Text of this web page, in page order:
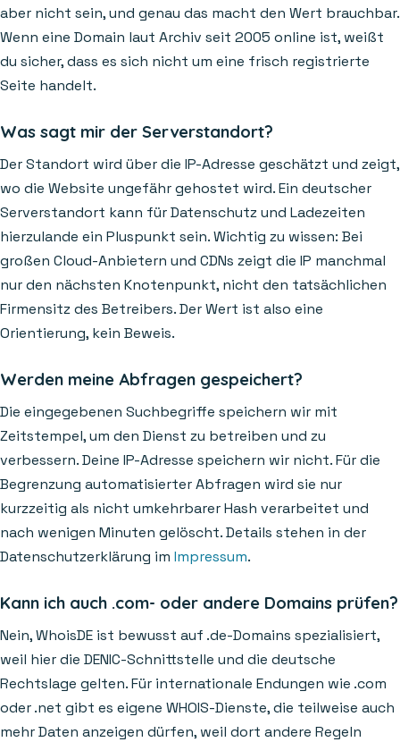
aber nicht sein, und genau das macht den Wert brauchbar.
Wenn eine Domain laut Archiv seit 2005 online ist, weißt
du sicher, dass es sich nicht um eine frisch registrierte
Seite handelt.
Was sagt mir der Serverstandort?
Der Standort wird über die IP-Adresse geschätzt und zeigt,
wo die Website ungefähr gehostet wird. Ein deutscher
Serverstandort kann für Datenschutz und Ladezeiten
hierzulande ein Pluspunkt sein. Wichtig zu wissen: Bei
großen Cloud-Anbietern und CDNs zeigt die IP manchmal
nur den nächsten Knotenpunkt, nicht den tatsächlichen
Firmensitz des Betreibers. Der Wert ist also eine
Orientierung, kein Beweis.
Werden meine Abfragen gespeichert?
Die eingegebenen Suchbegriffe speichern wir mit
Zeitstempel, um den Dienst zu betreiben und zu
verbessern. Deine IP-Adresse speichern wir nicht. Für die
Begrenzung automatisierter Abfragen wird sie nur
kurzzeitig als nicht umkehrbarer Hash verarbeitet und
nach wenigen Minuten gelöscht. Details stehen in der
Datenschutzerklärung im Impressum.
Kann ich auch .com- oder andere Domains prüfen?
Nein, WhoisDE ist bewusst auf .de-Domains spezialisiert,
weil hier die DENIC-Schnittstelle und die deutsche
Rechtslage gelten. Für internationale Endungen wie .com
oder .net gibt es eigene WHOIS-Dienste, die teilweise auch
mehr Daten anzeigen dürfen, weil dort andere Regeln